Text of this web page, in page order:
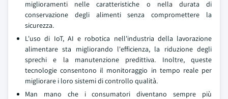
miglioramenti nelle caratteristiche o nella durata di
conservazione degli alimenti senza compromettere la
sicurezza.
L'uso di IoT, AI e robotica nell'industria della lavorazione
alimentare sta migliorando l'efficienza, la riduzione degli
sprechi e la manutenzione predittiva. Inoltre, queste
tecnologie consentono il monitoraggio in tempo reale per
migliorare i loro sistemi di controllo qualità.
Man mano che i consumatori diventano sempre più